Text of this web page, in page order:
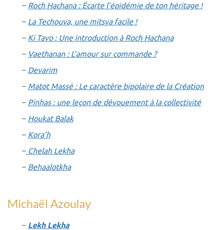
– Roch Hachana : Écarte l’épidémie de ton héritage !
– La Techouva, une mitsva facile !
– Ki Tavo : Une introduction à Roch Hachana
– Vaethanan : L’amour sur commande ?
– Devarim
– Matot Massé : Le caractère bipolaire de la Création
– Pinhas : une leçon de dévouement à la collectivité
– Houkat Balak
– Kora’h
– Chelah Lekha
– Behaalotkha
Michaël Azoulay
– Lekh Lekha